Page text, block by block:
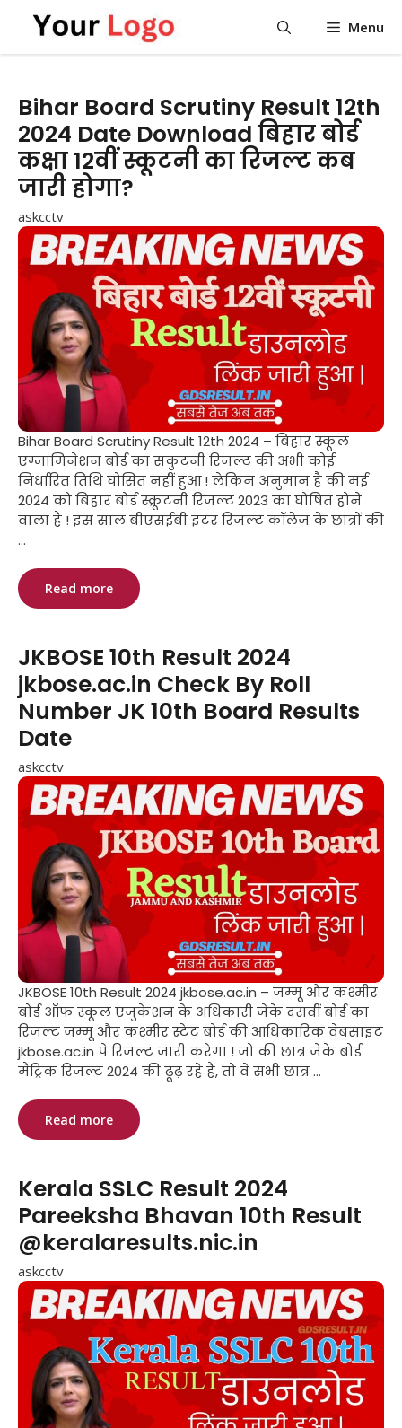
Menu
Bihar Board Scrutiny Result 12th
2024 Date Download बिहार बोर्ड
कक्षा 12वीं स्कूटनी का रिजल्ट कब
जारी होगा?
askcctv
Bihar Board Scrutiny Result 12th 2024 – बिहार स्कूल
एग्जामिनेशन बोर्ड का सकुटनी रिजल्ट की अभी कोई
निर्धारित तिथि घोसित नहीं हुआ ! लेकिन अनुमान है की मई
2024 को बिहार बोर्ड स्क्रूटनी रिजल्ट 2023 का घोषित होने
वाला है ! इस साल बीएसईबी इंटर रिजल्ट कॉलेज के छात्रों की
...
Read more
JKBOSE 10th Result 2024
jkbose.ac.in Check By Roll
Number JK 10th Board Results
Date
askcctv
JKBOSE 10th Result 2024 jkbose.ac.in – जम्मू और कश्मीर
बोर्ड ऑफ स्कूल एजुकेशन के अधिकारी जेके दसवीं बोर्ड का
रिजल्ट जम्मू और कश्मीर स्टेट बोर्ड की आधिकारिक वेबसाइट
jkbose.ac.in पे रिजल्ट जारी करेगा ! जो की छात्र जेके बोर्ड
मैट्रिक रिजल्ट 2024 की ढूढ़ रहे हैं, तो वे सभी छात्र ...
Read more
Kerala SSLC Result 2024
Pareeksha Bhavan 10th Result
@keralaresults.nic.in
askcctv